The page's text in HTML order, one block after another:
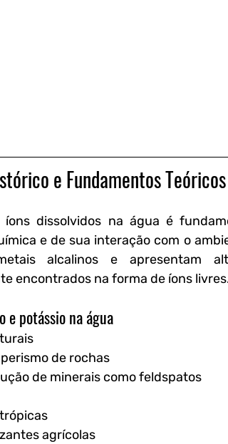
e Fundamentos Teóricos
íons dissolvidos na água é
e de sua interação com o
alcalinos e apresentam
encontrados na forma de íons
e potássio na água
de rochas
de minerais como feldspatos
agrícolas